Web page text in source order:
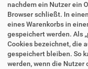
nachdem ein Nutzer ein
Browser schließt. In
eines Warenkorbs in
gespeichert werden. Als
Cookies bezeichnet, die
gespeichert bleiben. So
werden, wenn die Nutzer